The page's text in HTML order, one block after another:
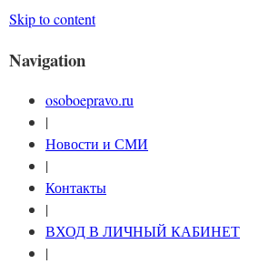
Skip to content
Navigation
osoboepravo.ru
|
Новости и СМИ
|
Контакты
|
ВХОД В ЛИЧНЫЙ КАБИНЕТ
|